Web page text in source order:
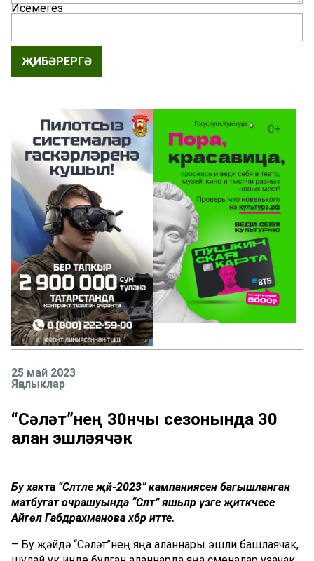
Исемегез
ҖИБӘРЕРГӘ
25 май 2023
Яңалыклар
“Сәләт”нең 30нчы сезонында 30
алан эшләячәк
Бу хакта “Сәләтле җәй-2023” кампаниясенә багышланган
матбугат очрашуында “Сәләт” яшьләр үзәге җитәкчесе
Айгөл Габдрахманова хәбәр итте.
– Бу җәйдә “Сәләт”нең яңа аланнары эшли башлаячак,